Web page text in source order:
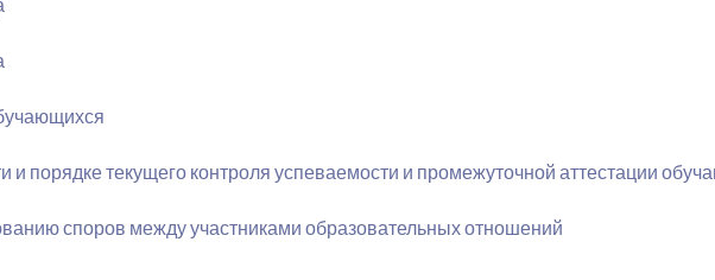
порядке текущего контроля успеваемости и промежуточной аттестации
споров между участниками образовательных отношений